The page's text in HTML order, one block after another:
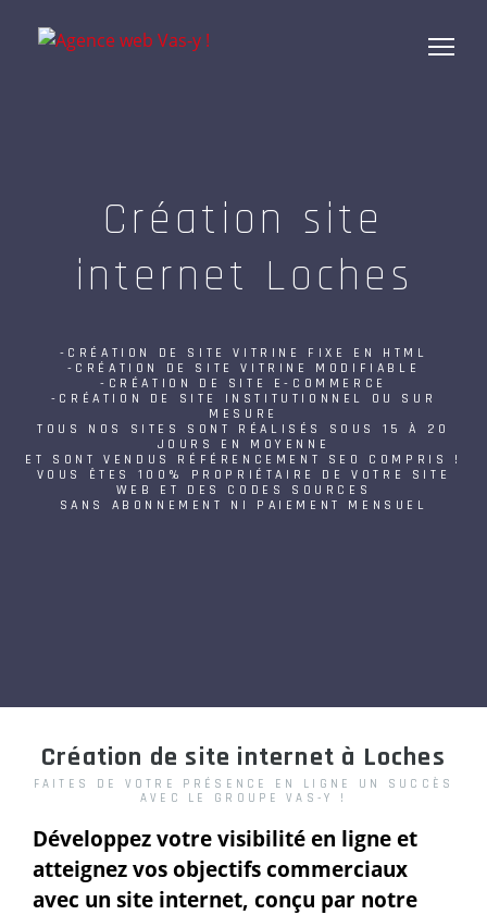
Création site
internet Loches
-CRÉATION DE SITE VITRINE FIXE EN HTML
-CRÉATION DE SITE VITRINE MODIFIABLE
-CRÉATION DE SITE E-COMMERCE
-CRÉATION DE SITE INSTITUTIONNEL OU SUR
MESURE
TOUS NOS SITES SONT RÉALISÉS SOUS 15 À 20
JOURS EN MOYENNE
ET SONT VENDUS RÉFÉRENCEMENT SEO COMPRIS !
VOUS ÊTES 100% PROPRIÉTAIRE DE VOTRE SITE
WEB ET DES CODES SOURCES
SANS ABONNEMENT NI PAIEMENT MENSUEL
Création de site internet à Loches
FAITES DE VOTRE PRÉSENCE EN LIGNE UN SUCCÈS
AVEC LE GROUPE VAS-Y !
Développez votre visibilité en ligne et
atteignez vos objectifs commerciaux
avec un site internet, conçu par notre